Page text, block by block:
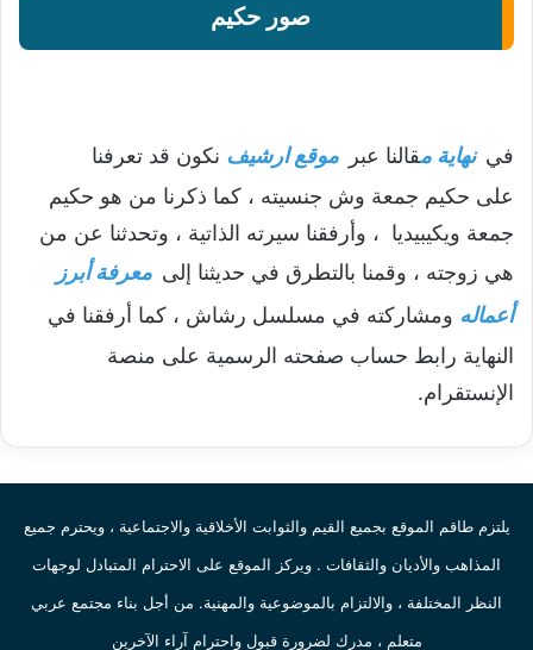
صور حكيم
في نهاية مقالنا عبر موقع ارشيف نكون قد تعرفنا
على حكيم جمعة وش جنسيته ، كما ذكرنا من هو حكيم
جمعة ويكيبيديا ، وأرفقنا سيرته الذاتية ، وتحدثنا عن من
هي زوجته ، وقمنا بالتطرق في حديثنا إلى معرفة أبرز
أعماله ومشاركته في مسلسل رشاش ، كما أرفقنا في
النهاية رابط حساب صفحته الرسمية على منصة
الإنستقرام.
يلتزم طاقم الموقع بجميع القيم والثوابت الأخلاقية والاجتماعية ، ويحترم جميع
المذاهب والأديان والثقافات . ويركز الموقع على الاحترام المتبادل لوجهات
النظر المختلفة ، والالتزام بالموضوعية والمهنية. من أجل بناء مجتمع عربي
متعلم ، مدرك لضرورة قبول واحترام آراء الآخرين